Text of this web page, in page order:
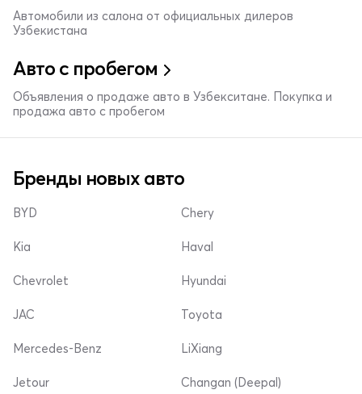
Автомобили из салона от официальных дилеров
Узбекистана
Авто с пробегом
Объявления о продаже авто в Узбекситане. Покупка и
продажа авто с пробегом
Бренды новых авто
BYD
Kia
Chevrolet
Chery
Haval
Hyundai
JAC
Mercedes-Benz
Jetour
Toyota
LiXiang
Changan (Deepal)